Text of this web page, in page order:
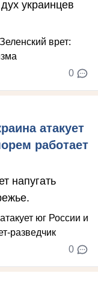
украинцев
0
атакует
работает
напугать
0